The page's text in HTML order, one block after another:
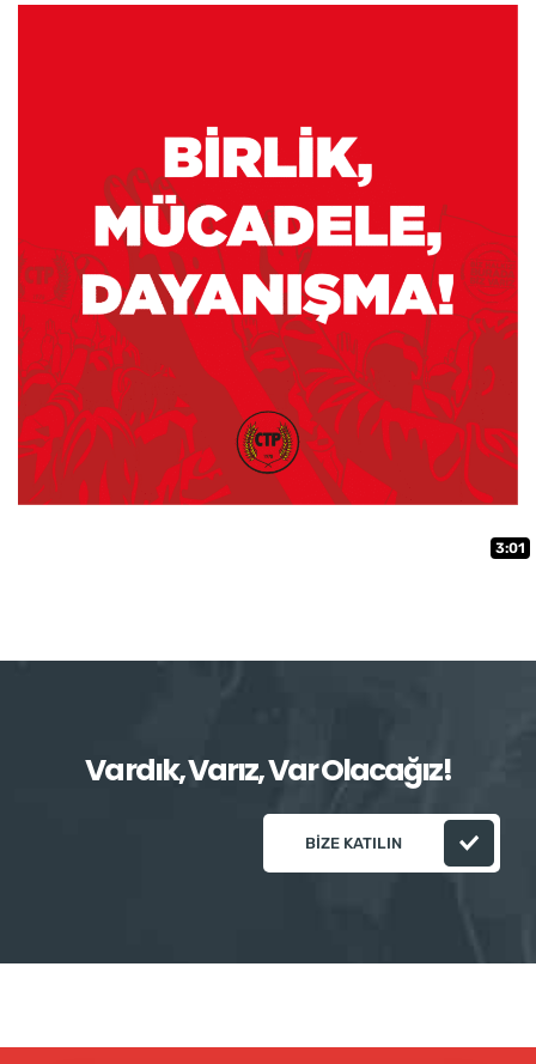
3:01
Vardık, Varız, Var Olacağız!
BIZE KATILIN